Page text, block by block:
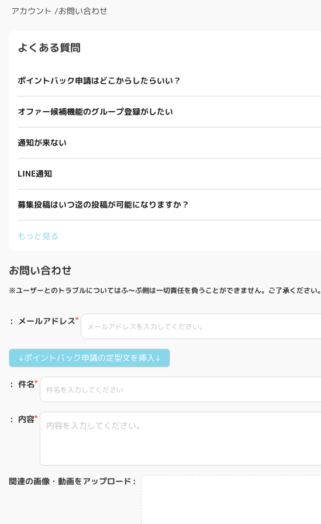
アカウント /お問い合わせ
よくある質問
ポイントバック申請はどこからしたらいい？
オファー候補機能のグループ登録がしたい
通知が来ない
LINE通知
募集投稿はいつ迄の投稿が可能になりますか？
もっと見る
お問い合わせ
※ユーザーとのトラブルについてはふ〜ぷ側は一切責任を負うことができません。ご了承ください。
メールアドレス
↓ポイントバック申請の定型文を挿入↓
件名
内容
関連の画像・動画をアップロード